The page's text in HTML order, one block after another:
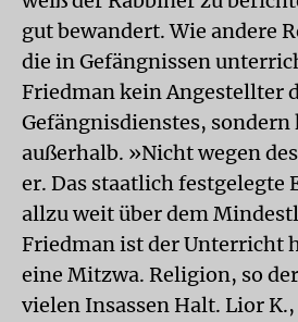
gut bewandert. Wie andere
die in Gefängnissen
Friedman kein Angestellter
Gefängnisdienstes,
außerhalb. »Nicht wegen
er. Das staatlich
allzu weit über dem
Friedman ist der Unterricht
eine Mitzwa. Religion, so
vielen Insassen Halt. Lior